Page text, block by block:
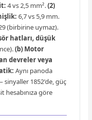
4 vs 2,5 mm².(2)
6,7 vs 5,9 mm.
(birbirine uymaz).
hatları, düşük
(b) Motor
devreler veya
Aynı panoda
sinyaller 1852'de, güç
hesabınıza göre